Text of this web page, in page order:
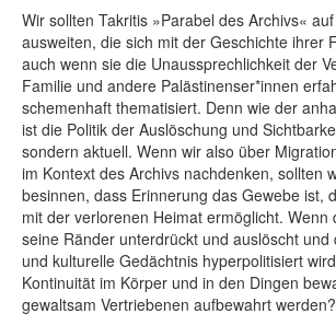
Wir sollten Takritis »Parabel des Archivs«
ausweiten, die sich mit der Geschichte ihrer
auch wenn sie die Unaussprechlichkeit der
Familie und andere Palästinenser*innen
schemenhaft thematisiert. Denn wie der
ist die Politik der Auslöschung und
sondern aktuell. Wenn wir also über
im Kontext des Archivs nachdenken, sollten
besinnen, dass Erinnerung das Gewebe ist,
mit der verlorenen Heimat ermöglicht. Wenn
seine Ränder unterdrückt und auslöscht und
und kulturelle Gedächtnis hyperpolitisiert
Kontinuität im Körper und in den Dingen
gewaltsam Vertriebenen aufbewahrt werden?